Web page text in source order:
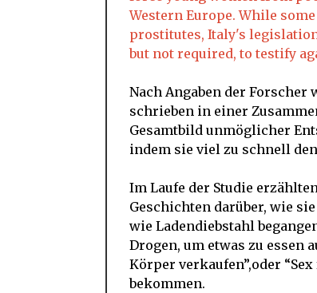
Nach Angaben der
schrieben in einer
Gesamtbild unmöglicher
indem sie viel zu schnell
Im Laufe der Studie
Geschichten darüber, wie
wie Ladendiebstahl
Drogen, um etwas zu essen
Körper verkaufen”,oder
bekommen.